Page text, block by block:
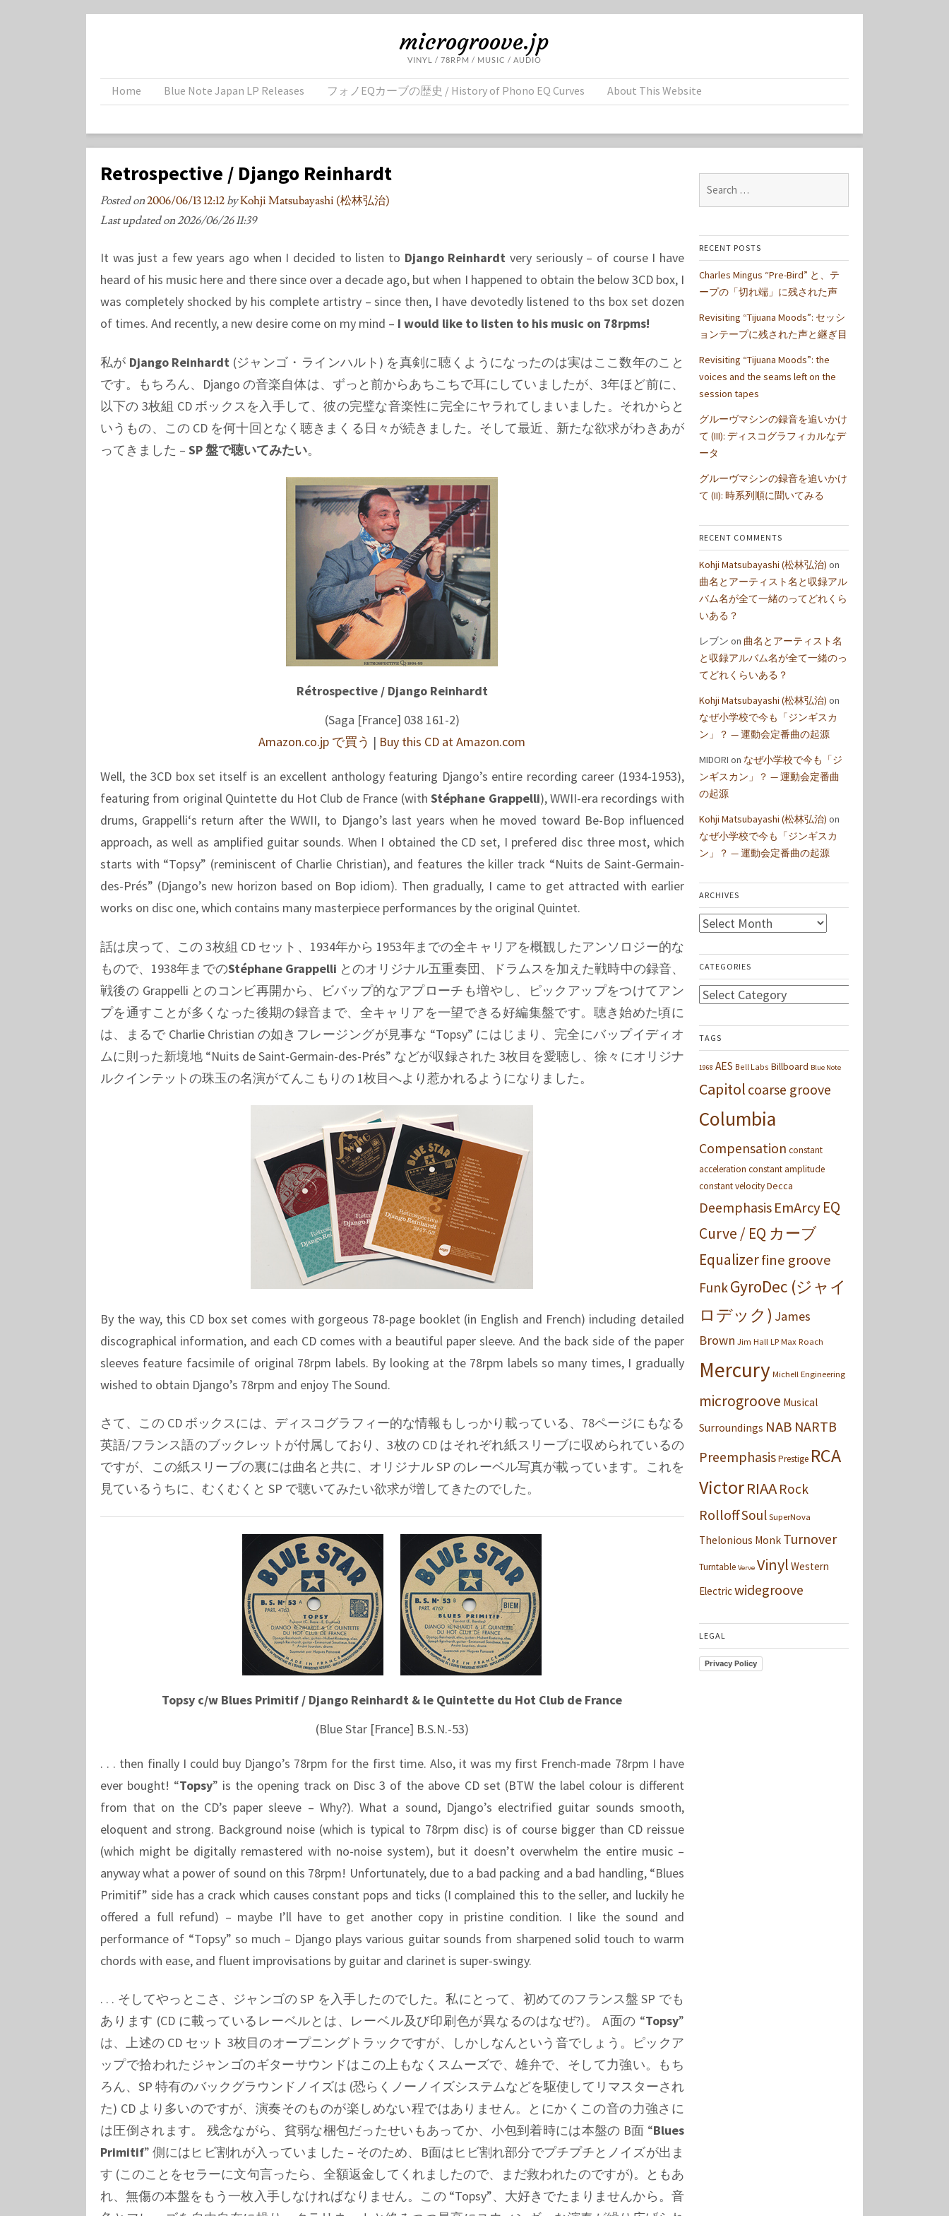
microgroove.jp
VINYL / 78RPM / MUSIC / AUDIO
Home Blue Note Japan LP Releases フォノEQカーブの歴史 / History of Phono EQ Curves About This Website
Retrospective / Django Reinhardt
Posted on2006/06/13 12:12 byKohji Matsubayashi (松林弘治)
Last updated on2026/06/26 11:39
It was just a few years ago when I decided to listen to Django Reinhardt very seriously – of course I have
heard of his music here and there since over a decade ago, but when I happened to obtain the below 3CD box, I
was completely shocked by his complete artistry – since then, I have devotedly listened to ths box set dozen
of times. And recently, a new desire come on my mind – I would like to listen to his music on 78rpms!
私が Django Reinhardt (ジャンゴ・ラインハルト) を真剣に聴くようになったのは実はここ数年のこと
です。もちろん、 Django の音楽自体は、ずっと前からあちこちで耳にしていましたが、3年ほど前に、
以下の 3枚組 CD ボックスを入手して、彼の完璧な音楽性に完全にヤラれてしまいました。それからと
いうもの、この CD を何十回となく聴きまくる日々が続きました。そして最近、新たな欲求がわきあが
ってきました – SP 盤で聴いてみたい。
Rétrospective / Django Reinhardt
(Saga [France] 038 161-2)
Amazon.co.jp で買う | Buy this CD at Amazon.com
Well, the 3CD box set itself is an excellent anthology featuring Django’s entire recording career (1934-1953),
featuring from original Quintette du Hot Club de France (withStéphane Grappelli), WWII-era recordings with
drums, Grappelli‘s return after the WWII, to Django’s last years when he moved toward Be-Bop influenced
approach, as well as amplified guitar sounds. When I obtained the CD set, I prefered disc three most, which
starts with “Topsy” (reminiscent of Charlie Christian), and features the killer track “Nuits de Saint-Germain-
des-Prés” (Django’s new horizon based on Bop idiom). Then gradually, I came to get attracted with earlier
works on disc one, which contains many masterpiece performances by the original Quintet.
話は戻って、この 3枚組 CD セット、1934年から 1953年までの全キャリアを概観したアンソロジー的な
もので、1938年までのStéphane Grappelli とのオリジナル五重奏団、ドラムスを加えた戦時中の録音、
戦後の Grappelli とのコンビ再開から、ビバップ的なアプローチも増やし、ピックアップをつけてアン
プを通すことが多くなった後期の録音まで、全キャリアを一望できる好編集盤です。聴き始めた頃に
は、まるで Charlie Christian の如きフレージングが見事な “Topsy” にはじまり、完全にバップイディオ
ムに則った新境地 “Nuits de Saint-Germain-des-Prés” などが収録された 3枚目を愛聴し、徐々にオリジナ
ルクインテットの珠玉の名演がてんこもりの 1枚目へより惹かれるようになりました。
By the way, this CD box set comes with gorgeous 78-page booklet (in English and French) including detailed
discographical information, and each CD comes with a beautiful paper sleeve. And the back side of the paper
sleeves feature facsimile of original 78rpm labels. By looking at the 78rpm labels so many times, I gradually
wished to obtain Django’s 78rpm and enjoy The Sound.
さて、この CD ボックスには、ディスコグラフィー的な情報もしっかり載っている、78ページにもなる
英語/フランス語のブックレットが付属しており、3枚の CD はそれぞれ紙スリーブに収められているの
ですが、この紙スリーブの裏には曲名と共に、オリジナル SP のレーベル写真が載っています。これを
見ているうちに、むくむくと SP で聴いてみたい欲求が増してきたのでした。
Topsy c/w Blues Primitif / Django Reinhardt & le Quintette du Hot Club de France
(Blue Star [France] B.S.N.-53)
. . . then finally I could buy Django’s 78rpm for the first time. Also, it was my first French-made 78rpm I have
ever bought! “Topsy” is the opening track on Disc 3 of the above CD set (BTW the label colour is different
from that on the CD’s paper sleeve – Why?). What a sound, Django’s electrified guitar sounds smooth,
eloquent and strong. Background noise (which is typical to 78rpm disc) is of course bigger than CD reissue
(which might be digitally remastered with no-noise system), but it doesn’t overwhelm the entire music –
anyway what a power of sound on this 78rpm! Unfortunately, due to a bad packing and a bad handling, “Blues
Primitif” side has a crack which causes constant pops and ticks (I complained this to the seller, and luckily he
offered a full refund) – maybe I’ll have to get another copy in pristine condition. I like the sound and
performance of “Topsy” so much – Django plays various guitar sounds from sharpened solid touch to warm
chords with ease, and fluent improvisations by guitar and clarinet is super-swingy.
. . . そしてやっとこさ、ジャンゴの SP を入手したのでした。私にとって、初めてのフランス盤 SP でも
あります (CD に載っているレーベルとは、レーベル及び印刷色が異なるのはなぜ?)。 A面の “Topsy”
は、上述の CD セット 3枚目のオープニングトラックですが、しかしなんという音でしょう。ピックア
ップで拾われたジャンゴのギターサウンドはこの上もなくスムーズで、雄弁で、そして力強い。もち
ろん、SP 特有のバックグラウンドノイズは (恐らくノーノイズシステムなどを駆使してリマスターされ
た) CD より多いのですが、演奏そのものが楽しめない程ではありません。とにかくこの音の力強さに
は圧倒されます。 残念ながら、貧弱な梱包だったせいもあってか、小包到着時には本盤の B面 “Blues
Primitif” 側にはヒビ割れが入っていました – そのため、B面はヒビ割れ部分でプチプチとノイズが出ま
す (このことをセラーに文句言ったら、全額返金してくれましたので、まだ救われたのですが)。ともあ
れ、無傷の本盤をもう一枚入手しなければなりません。この “Topsy”、大好きでたまりませんから。音
for:
RECENT POSTS
Charles Mingus “Pre-Bird” と、テ
ープの「切れ端」に残された声
Revisiting “Tijuana Moods”: セッシ
ョンテープに残された声と継ぎ目
Revisiting “Tijuana Moods”: the
voices and the seams left on the
session tapes
グルーヴマシンの録音を追いかけ
て (III): ディスコグラフィカルなデ
ータ
グルーヴマシンの録音を追いかけ
て (II): 時系列順に聞いてみる
RECENT COMMENTS
Kohji Matsubayashi (松林弘治) on
曲名とアーティスト名と収録アル
バム名が全て一緒のってどれくら
いある？
レブン on 曲名とアーティスト名
と収録アルバム名が全て一緒のっ
てどれくらいある？
Kohji Matsubayashi (松林弘治) on
なぜ小学校で今も「ジンギスカ
ン」？ — 運動会定番曲の起源
MIDORI on なぜ小学校で今も「ジ
ンギスカン」？ — 運動会定番曲
の起源
Kohji Matsubayashi (松林弘治) on
なぜ小学校で今も「ジンギスカ
ン」？ — 運動会定番曲の起源
ARCHIVES
Archives
CATEGORIES
Categories
TAGS
1968 AES Bell Labs Billboard Blue Note
Capitol coarse groove
Columbia
Compensation constant
acceleration constant amplitude
constant velocityDecca
Deemphasis EmArcyEQ
Curve / EQ カーブ
Equalizerfine groove
FunkGyroDec (ジャイ
ロデック) James
Brown Jim Hall LP Max Roach
Mercury Michell Engineering
microgroove Musical
Surroundings NAB NARTB
PreemphasisPrestige RCA
VictorRIAA Rock
RolloffSoul SuperNova
Thelonious Monk Turnover
Turntable Verve Vinyl Western
Electricwidegroove
LEGAL
Privacy Policy